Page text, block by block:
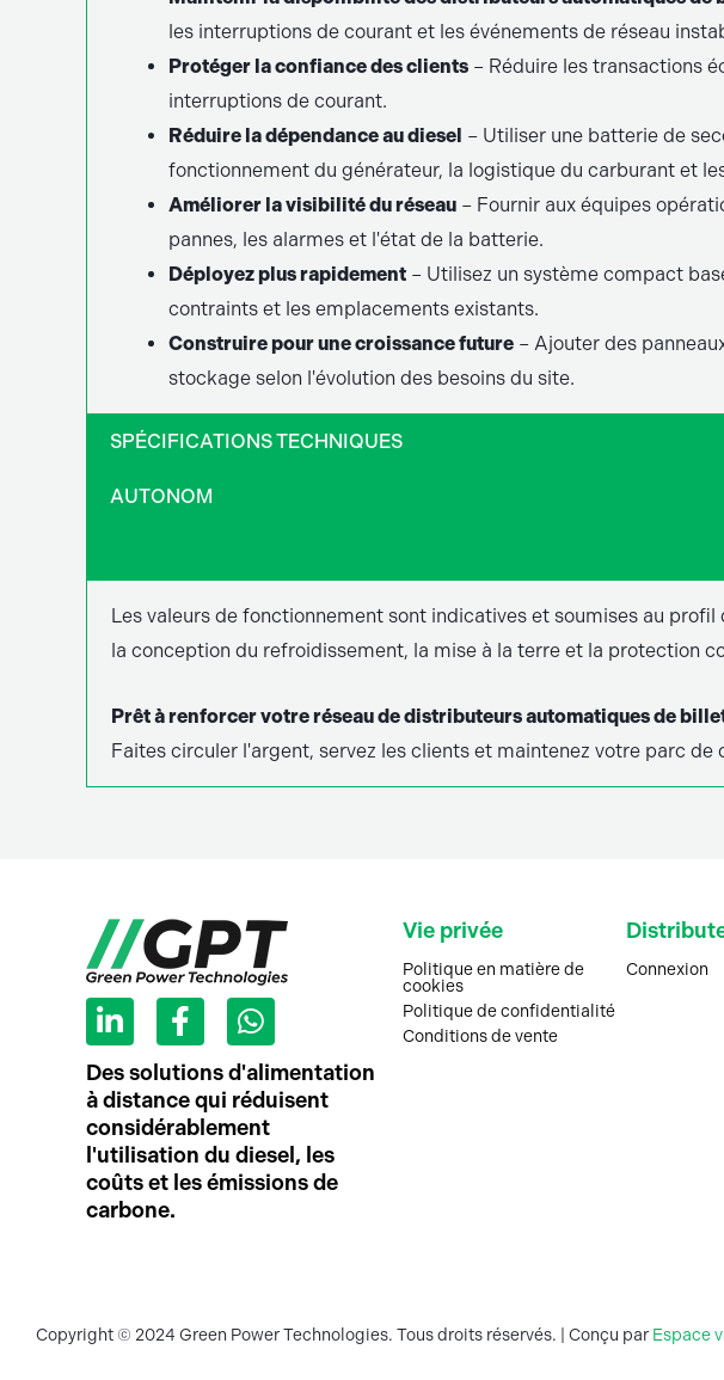
les interruptions de courant et les événements de réseau
Protéger la confiance des clients – Réduire les transactions
interruptions de courant.
Réduire la dépendance au diesel – Utiliser une batterie de
fonctionnement du générateur, la logistique du carburant et
Améliorer la visibilité du réseau – Fournir aux équipes
pannes, les alarmes et l'état de la batterie.
Déployez plus rapidement – Utilisez un système compact
contraints et les emplacements existants.
Construire pour une croissance future – Ajouter des
stockage selon l'évolution des besoins du site.
SPÉCIFICATIONS TECHNIQUES
AUTONOM
Les valeurs de fonctionnement sont indicatives et soumises au
la conception du refroidissement, la mise à la terre et la protection
Prêt à renforcer votre réseau de distributeurs automatiques de
Faites circuler l'argent, servez les clients et maintenez votre parc
L
i
n
k
e
d
i
n
F
a
c
e
b
o
o
W
h
a
t
s
a
p
Des solutions d'alimentation
à distance qui réduisent
considérablement
l'utilisation du diesel, les
coûts et les émissions de
carbone.
Vie privée
Politique en matière de
cookies
Politique de confidentialité
Conditions de vente
Connexion
Copyright © 2024 Green Power Technologies. Tous droits réservés. | Conçu par Espace